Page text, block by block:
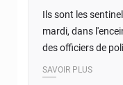
Ils sont les
mardi, dans
des officiers de
SAVOIR PLUS